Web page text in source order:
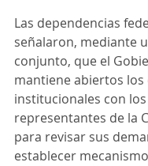
Las dependencias
señalaron, mediante
conjunto, que el
mantiene abiertos los
institucionales con los
representantes de la
para revisar sus
establecer